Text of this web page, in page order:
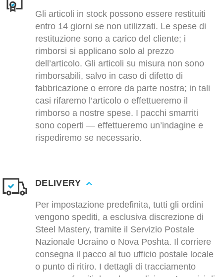
Gli articoli in stock possono essere restituiti
entro 14 giorni se non utilizzati. Le spese di
restituzione sono a carico del cliente; i
rimborsi si applicano solo al prezzo
dell’articolo. Gli articoli su misura non sono
rimborsabili, salvo in caso di difetto di
fabbricazione o errore da parte nostra; in tali
casi rifaremo l’articolo o effettueremo il
rimborso a nostre spese. I pacchi smarriti
sono coperti — effettueremo un’indagine e
rispediremo se necessario.
DELIVERY
Per impostazione predefinita, tutti gli ordini
vengono spediti, a esclusiva discrezione di
Steel Mastery, tramite il Servizio Postale
Nazionale Ucraino o Nova Poshta. Il corriere
consegna il pacco al tuo ufficio postale locale
o punto di ritiro. I dettagli di tracciamento